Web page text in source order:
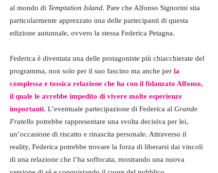
al mondo di Temptation Island. Pare che Alfonso Signorini stia
particolarmente apprezzato una delle partecipanti di questa
edizione autunnale, ovvero la stessa Federica Petagna.
Federica è diventata una delle protagoniste più chiacchierate del
programma, non solo per il suo fascino ma anche per la
complessa e tossica relazione che ha con il fidanzato Alfonso,
il quale le avrebbe impedito di vivere molte esperienze
importanti. L’eventuale partecipazione di Federica al Grande
Fratello potrebbe rappresentare una svolta decisiva per lei,
un’occasione di riscatto e rinascita personale. Attraverso il
reality, Federica potrebbe trovare la forza di liberarsi dai vincoli
di una relazione che l’ha soffocata, mostrando una nuova